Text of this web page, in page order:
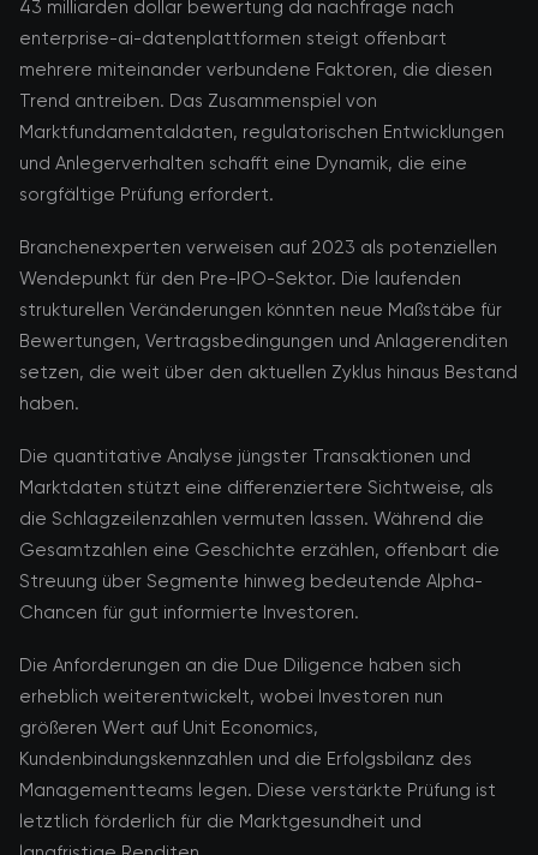
43 milliarden dollar bewertung da nachfrage nach
enterprise-ai-datenplattformen steigt offenbart
mehrere miteinander verbundene Faktoren, die diesen
Trend antreiben. Das Zusammenspiel von
Marktfundamentaldaten, regulatorischen Entwicklungen
und Anlegerverhalten schafft eine Dynamik, die eine
sorgfältige Prüfung erfordert.
Branchenexperten verweisen auf 2023 als potenziellen
Wendepunkt für den Pre-IPO-Sektor. Die laufenden
strukturellen Veränderungen könnten neue Maßstäbe für
Bewertungen, Vertragsbedingungen und Anlagerenditen
setzen, die weit über den aktuellen Zyklus hinaus Bestand
haben.
Die quantitative Analyse jüngster Transaktionen und
Marktdaten stützt eine differenziertere Sichtweise, als
die Schlagzeilenzahlen vermuten lassen. Während die
Gesamtzahlen eine Geschichte erzählen, offenbart die
Streuung über Segmente hinweg bedeutende Alpha-
Chancen für gut informierte Investoren.
Die Anforderungen an die Due Diligence haben sich
erheblich weiterentwickelt, wobei Investoren nun
größeren Wert auf Unit Economics,
Kundenbindungskennzahlen und die Erfolgsbilanz des
Managementteams legen. Diese verstärkte Prüfung ist
letztlich förderlich für die Marktgesundheit und